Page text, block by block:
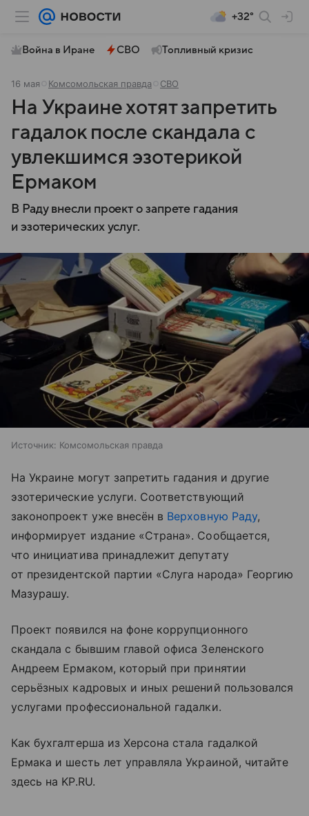
+32°
Война в Иране СВО Топливный кризис
16 мая Комсомольская правда СВО
На Украине хотят запретить
гадалок после скандала с
увлекшимся эзотерикой
Ермаком
В Раду внесли проект о запрете гадания
и эзотерических услуг.
Источник: Комсомольская правда
На Украине могут запретить гадания и другие
эзотерические услуги. Соответствующий
законопроект уже внесён в Верховную Раду,
информирует издание «Страна». Сообщается,
что инициатива принадлежит депутату
от президентской партии «Слуга народа» Георгию
Мазурашу.
Проект появился на фоне коррупционного
скандала с бывшим главой офиса Зеленского
Андреем Ермаком, который при принятии
серьёзных кадровых и иных решений пользовался
услугами профессиональной гадалки.
Как бухгалтерша из Херсона стала гадалкой
Ермака и шесть лет управляла Украиной, читайте
здесь на KP.RU.